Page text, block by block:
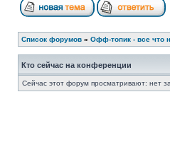
Список форумов » Офф-топик - все что
Кто сейчас на конференции
Сейчас этот форум просматривают: нет